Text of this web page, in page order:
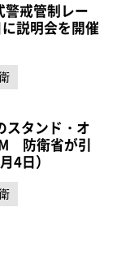
警戒管制レー
説明会を開催
スタンド・オ
防衛省が引
4日）